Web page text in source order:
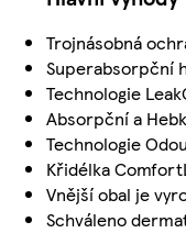
Trojnásobná
Superabsorpční
Technologie
Absorpční a
Technologie
Křidélka
Vnější obal je
Schváleno